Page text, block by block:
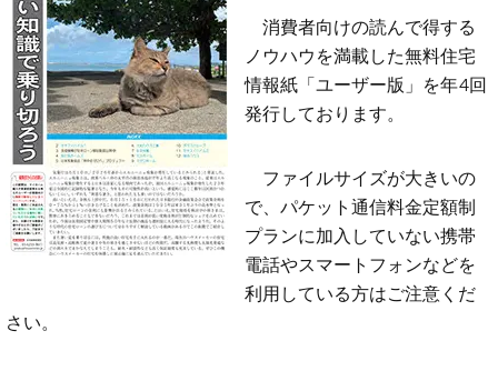
消費者向けの読んで得する
ノウハウを満載した無料住宅
情報紙「ユーザー版」を年4回
発行しております。
ファイルサイズが大きいの
で、パケット通信料金定額制
プランに加入していない携帯
電話やスマートフォンなどを
利用している方はご注意くだ
さい。